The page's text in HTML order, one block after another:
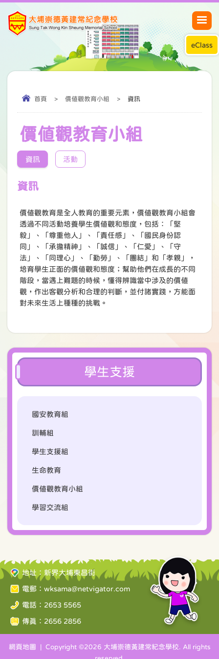
eClass
首頁 > 價值觀教育小組 > 資訊
價值觀教育小組
資訊 活動
資訊
價值觀教育是全人教育的重要元素，價值觀教育小組會
透過不同活動培養學生價值觀和態度，包括：「堅
毅」、「尊重他人」、「責任感」、「國民身份認
同」、「承擔精神」、「誠信」、「仁愛」、「守
法」、「同理心」、「勤勞」、「團結」和「孝親」，
培育學生正面的價值觀和態度；幫助他們在成長的不同
階段，當遇上難題的時候，懂得辨識當中涉及的價值
觀，作出客觀分析和合理的判斷，並付諸實踐，方能面
對未來生活上種種的挑戰。
學生支援
國安教育組
訓輔組
學生支援組
生命教育
價值觀教育小組
學習交流組
地址：新界大埔東昌街
電郵： wksama@netvigator.com
電話：2653 5565
傳真：2656 2856
網頁地圖 | Copyright ©2026 大埔崇德黃建常紀念學校. All rights